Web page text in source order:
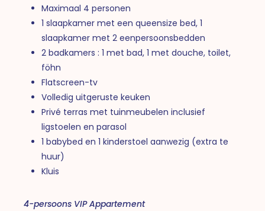
Maximaal 4 personen
1 slaapkamer met een queensize bed, 1
slaapkamer met 2 eenpersoonsbedden
2 badkamers : 1 met bad, 1 met douche, toilet,
föhn
Flatscreen-tv
Volledig uitgeruste keuken
Privé terras met tuinmeubelen inclusief
ligstoelen en parasol
1 babybed en 1 kinderstoel aanwezig (extra te
huur)
Kluis
4-persoons VIP Appartement